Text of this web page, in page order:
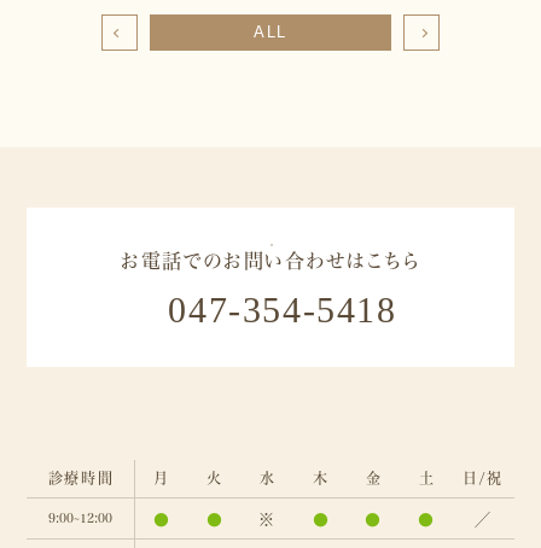
ALL
お電話でのお問い合わせはこちら
047-354-5418
診療時間 月 火 水 木 金 土 日/祝
9:00~12:00 ● ● ※ ● ● ● ／